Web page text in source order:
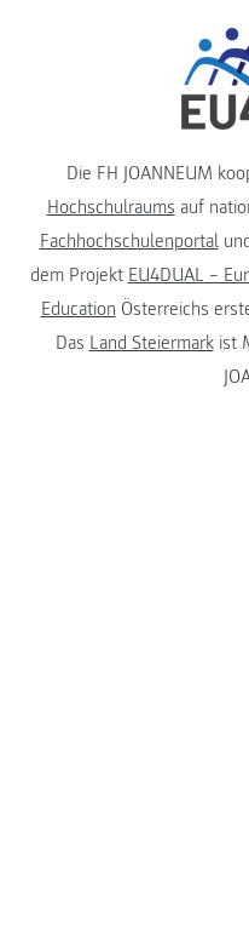
Die FH JOANNEUM
Hochschulraums auf
Fachhochschulenportal
dem Projekt EU4DUAL –
Education Österreichs
Das Land Steiermarkist